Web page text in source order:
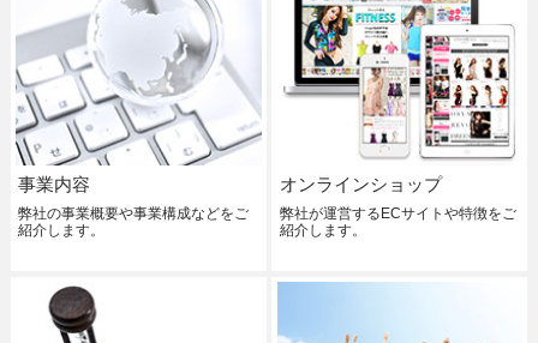
事業内容
弊社の事業概要や事業構成などをご
紹介します。
オンラインショップ
弊社が運営するECサイトや特徴をご
紹介します。